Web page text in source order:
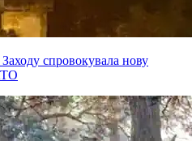
Заходу спровокувала нову